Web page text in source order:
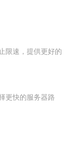
限速，提供更好的
更快的服务器路